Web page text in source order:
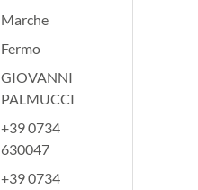
Marche
Fermo
GIOVANNI
PALMUCCI
+39 0734
630047
+39 0734